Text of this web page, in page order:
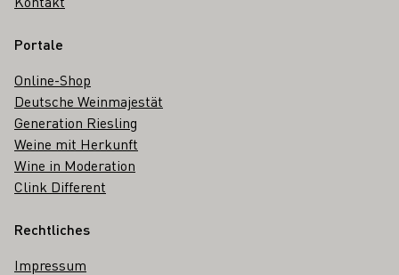
Portale
Online-Shop
Deutsche Weinmajestät
Generation Riesling
Weine mit Herkunft
Wine in Moderation
Clink Different
Rechtliches
Impressum